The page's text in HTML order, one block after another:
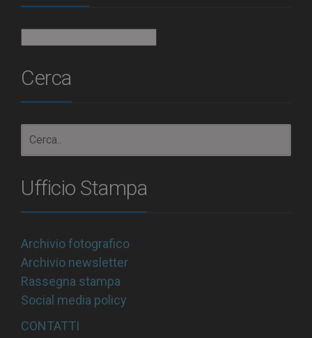
Cerca
Ufficio Stampa
Archivio fotografico
Archivio newsletter
Rassegna stampa
Social media policy
CONTATTI